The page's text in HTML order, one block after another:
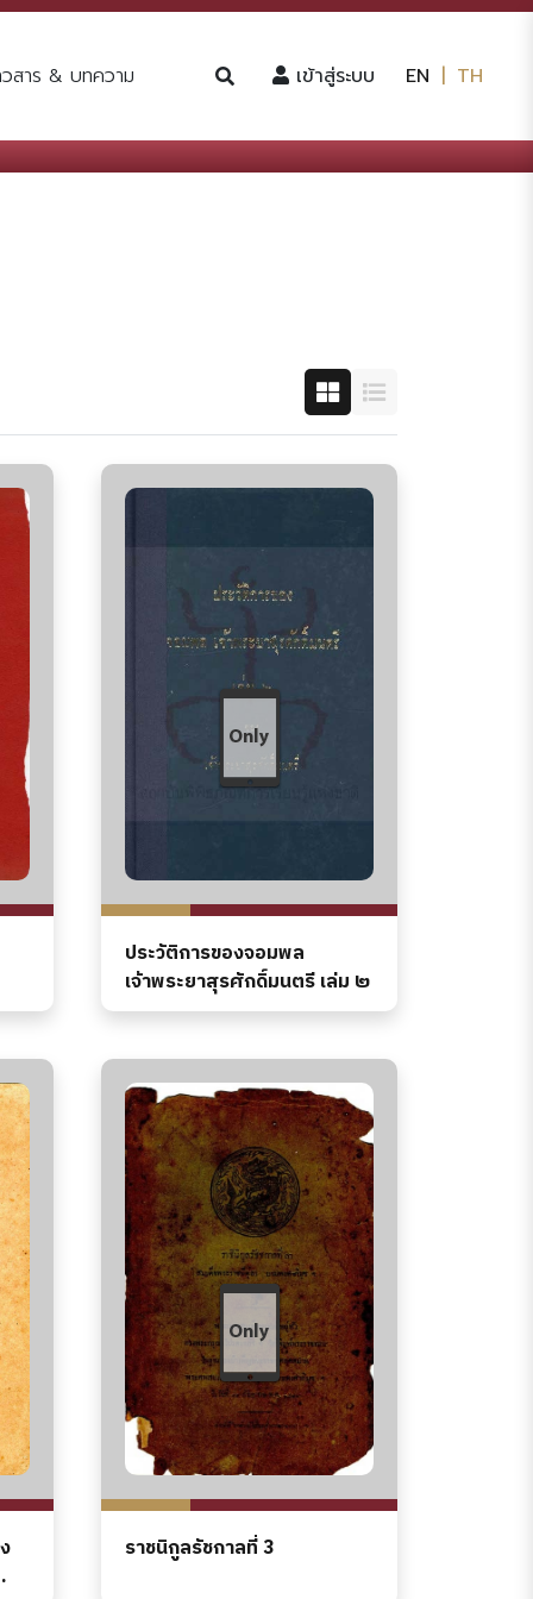
สาร & บทความ เข้าสู่ระบบ (current)
EN | TH
ประวัติการของจอมพล
เจ้าพระยาสุรศักดิ์มนตรี เล่ม ๒
ราชนิกูลรัชกาลที่ 3